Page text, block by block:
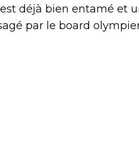
déjà bien entamé et
par le board